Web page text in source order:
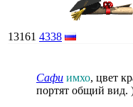
13161 4338
Сафи имхо, цвет
портят общий вид.